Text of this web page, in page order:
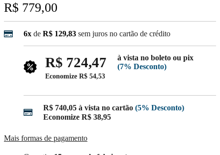
R$ 779,00
6x de R$ 129,83 sem juros no cartão de crédito
R$ 724,47
à vista no boleto ou pix
(7% Desconto)
Economize R$ 54,53
R$ 740,05 à vista no cartão (5% Desconto)
Economize R$ 38,95
Mais formas de pagamento